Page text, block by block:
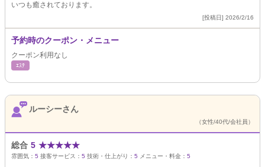
いつも癒されております。
[投稿日] 2026/2/16
予約時のクーポン・メニュー
クーポン利用なし
ｴｽﾃ
ルーシーさん
（女性/40代/会社員）
総合 5 ★★★★★
雰囲気： 5 接客サービス： 5 技術・仕上がり： 5 メニュー・料金： 5